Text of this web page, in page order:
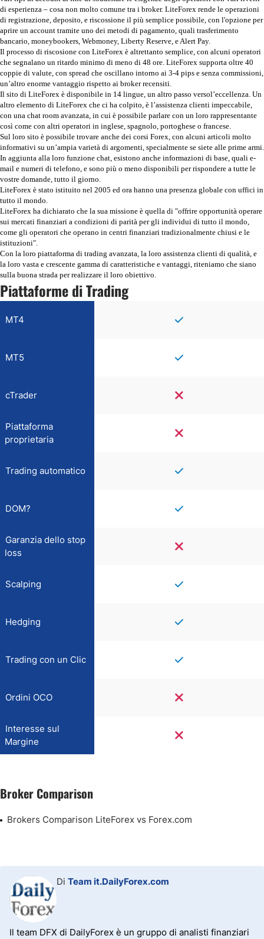
di esperienza – cosa non molto comune tra i broker. LiteForex rende le operazioni
di registrazione, deposito, e riscossione il più semplice possibile, con l'opzione per
aprire un account tramite uno dei metodi di pagamento, quali trasferimento
bancario, moneybookers, Webmoney, Liberty Reserve, e Alert Pay.
Il processo di riscosione con LiteForex è altrettanto semplice, con alcuni operatori
che segnalano un ritardo minimo di meno di 48 ore. LiteForex supporta oltre 40
coppie di valute, con spread che oscillano intorno ai 3-4 pips e senza commissioni,
un’altro enorme vantaggio rispetto ai broker recensiti.
Il sito di LiteForex è disponibile in 14 lingue, un altro passo versol’eccellenza. Un
altro elemento di LiteForex che ci ha colpito, è l’assistenza clienti impeccabile,
con una chat room avanzata, in cui è possibile parlare con un loro rappresentante
così come con altri operatori in inglese, spagnolo, portoghese o francese.
Sul loro sito è possibile trovare anche dei corsi Forex, con alcuni articoli molto
informativi su un’ampia varietà di argomenti, specialmente se siete alle prime armi.
In aggiunta alla loro funzione chat, esistono anche informazioni di base, quali e-
mail e numeri di telefono, e sono più o meno disponibili per rispondere a tutte le
vostre domande, tutto il giorno.
LiteForex è stato istituito nel 2005 ed ora hanno una presenza globale con uffici in
tutto il mondo.
LiteForex ha dichiarato che la sua missione è quella di "offrire opportunità operare
sui mercati finanziari a condizioni di parità per gli individui di tutto il mondo,
come gli operatori che operano in centri finanziari tradizionalmente chiusi e le
istituzioni".
Con la loro piattaforma di trading avanzata, la loro assistenza clienti di qualità, e
la loro vasta e crescente gamma di caratteristiche e vantaggi, riteniamo che siano
sulla buona strada per realizzare il loro obiettivo.
Piattaforme di Trading
MT4
MT5
cTrader
Piattaforma
proprietaria
Trading automatico
DOM?
Garanzia dello stop
loss
Scalping
Hedging
Trading con un Clic
Ordini OCO
Interesse sul
Margine
Broker Comparison
Brokers Comparison LiteForex vs Forex.com
Di Team it.DailyForex.com
Il team DFX di DailyForex è un gruppo di analisti finanziari